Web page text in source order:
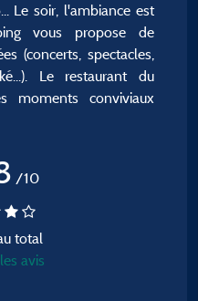
Le soir, l'ambiance est
vous propose de
(concerts, spectacles,
Le restaurant du
moments conviviaux
/10
total
avis